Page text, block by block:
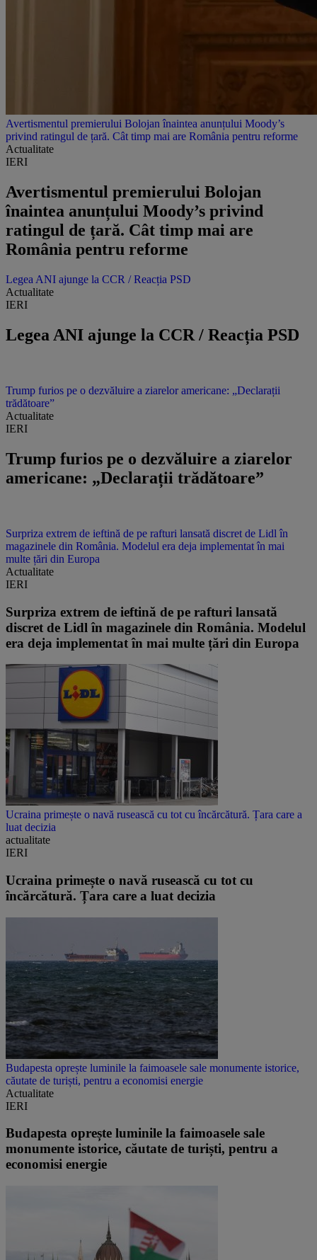
Avertismentul premierului Bolojan înaintea anunțului Moody’s
privind ratingul de țară. Cât timp mai are România pentru reforme
Actualitate
IERI
Avertismentul premierului Bolojan
înaintea anunțului Moody’s privind
ratingul de țară. Cât timp mai are
România pentru reforme
Legea ANI ajunge la CCR / Reacția PSD
Actualitate
IERI
Legea ANI ajunge la CCR / Reacția PSD
Trump furios pe o dezvăluire a ziarelor americane: „Declarații
trădătoare”
Actualitate
IERI
Trump furios pe o dezvăluire a ziarelor
americane: „Declarații trădătoare”
Surpriza extrem de ieftină de pe rafturi lansată discret de Lidl în
magazinele din România. Modelul era deja implementat în mai
multe țări din Europa
Actualitate
IERI
Surpriza extrem de ieftină de pe rafturi lansată
discret de Lidl în magazinele din România. Modelul
era deja implementat în mai multe țări din Europa
Ucraina primește o navă rusească cu tot cu încărcătură. Țara care a
luat decizia
actualitate
IERI
Ucraina primește o navă rusească cu tot cu
încărcătură. Țara care a luat decizia
Budapesta oprește luminile la faimoasele sale monumente istorice,
căutate de turiști, pentru a economisi energie
Actualitate
IERI
Budapesta oprește luminile la faimoasele sale
monumente istorice, căutate de turiști, pentru a
economisi energie